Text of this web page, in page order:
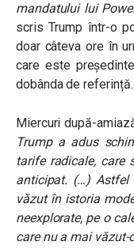
mandatului lui
scris Trump într-o
doar câteva ore în
care este
dobânda de referință.
Miercuri după-
Trump a adus
tarife radicale, care
anticipat. (…) Astfel
văzut în istoria
neexplorate, pe o
care nu a mai văzut-